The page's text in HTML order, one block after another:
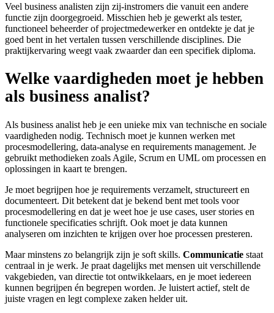
Veel business analisten zijn zij-instromers die vanuit een andere
functie zijn doorgegroeid. Misschien heb je gewerkt als tester,
functioneel beheerder of projectmedewerker en ontdekte je dat je
goed bent in het vertalen tussen verschillende disciplines. Die
praktijkervaring weegt vaak zwaarder dan een specifiek diploma.
Welke vaardigheden moet je hebben
als business analist?
Als business analist heb je een unieke mix van technische en sociale
vaardigheden nodig. Technisch moet je kunnen werken met
procesmodellering, data-analyse en requirements management. Je
gebruikt methodieken zoals Agile, Scrum en UML om processen en
oplossingen in kaart te brengen.
Je moet begrijpen hoe je requirements verzamelt, structureert en
documenteert. Dit betekent dat je bekend bent met tools voor
procesmodellering en dat je weet hoe je use cases, user stories en
functionele specificaties schrijft. Ook moet je data kunnen
analyseren om inzichten te krijgen over hoe processen presteren.
Maar minstens zo belangrijk zijn je soft skills. Communicatie staat
centraal in je werk. Je praat dagelijks met mensen uit verschillende
vakgebieden, van directie tot ontwikkelaars, en je moet iedereen
kunnen begrijpen én begrepen worden. Je luistert actief, stelt de
juiste vragen en legt complexe zaken helder uit.